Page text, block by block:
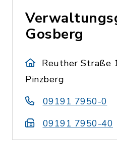
Gosberg
Reuther Straße
Pinzberg
09191 7950-0
09191 7950-40